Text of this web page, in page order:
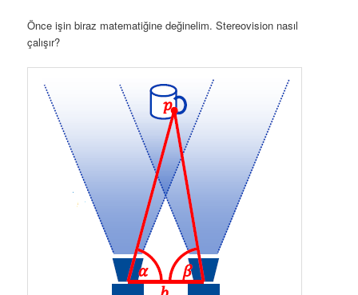
Önce işin biraz matematiğine değinelim. Stereovision nasıl
çalışır?